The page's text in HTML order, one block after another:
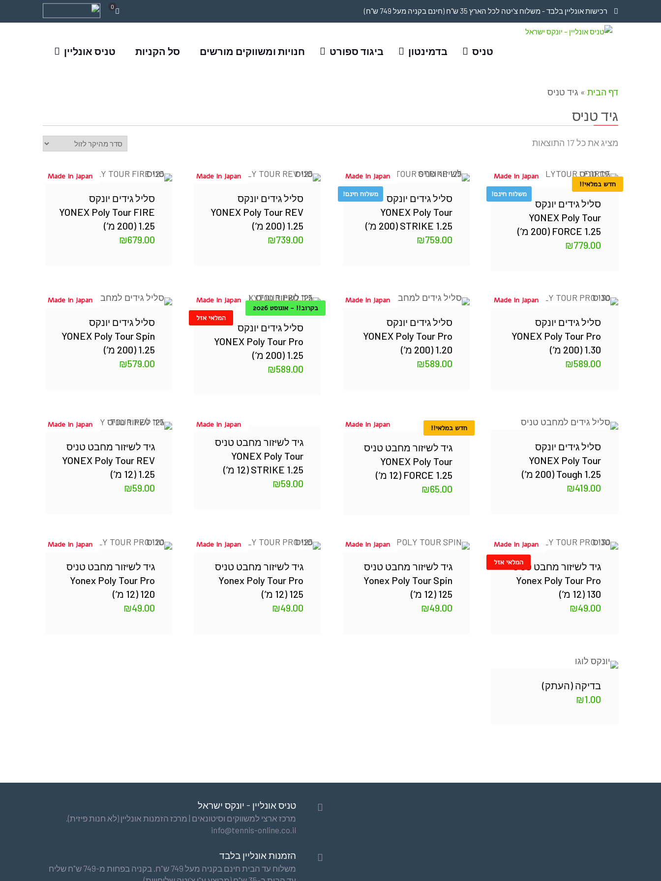
רכישות אונליין בלבד - משלוח צ'יטה לכל הארץ 35 ש"ח (חינם בקניה מעל 749 ש"ח) 0
טניס בדמינטון ביגוד ספורט חנויות ומשווקים מורשים סל הקניות טניס אונליין
דף הבית » גיד טניס
גיד טניס
מציג את כל 17 התוצאות
Made In Japan
משלוח חינם!
חדש במלאי!!
סליל גידים יונקס
YONEX Poly Tour
FORCE 1.25 (200 מ’)
₪779.00
Made In Japan
משלוח חינם!
סליל גידים יונקס
YONEX Poly Tour
STRIKE 1.25 (200 מ’)
₪759.00
Made In Japan
סליל גידים יונקס
YONEX Poly Tour REV
1.25 (200 מ’)
₪739.00
Made In Japan
סליל גידים יונקס
YONEX Poly Tour FIRE
1.25 (200 מ’)
₪679.00
Made In Japan
סליל גידים יונקס
YONEX Poly Tour Pro
1.30 (200 מ’)
₪589.00
Made In Japan
סליל גידים יונקס
YONEX Poly Tour Pro
1.20 (200 מ’)
₪589.00
Made In Japan
המלאי אזל
בקרוב!! - אוגוסט 2026
סליל גידים יונקס
YONEX Poly Tour Pro
1.25 (200 מ’)
₪589.00
Made In Japan
סליל גידים יונקס
YONEX Poly Tour Spin
1.25 (200 מ’)
₪579.00
סליל גידים יונקס
YONEX Poly Tour
Tough 1.25 (200 מ’)
₪419.00
Made In Japan חדש במלאי!!
גיד לשיזור מחבט טניס
YONEX Poly Tour
FORCE 1.25 (12 מ’)
₪65.00
Made In Japan
גיד לשיזור מחבט טניס
YONEX Poly Tour
STRIKE 1.25 (12 מ’)
₪59.00
Made In Japan
גיד לשיזור מחבט טניס
YONEX Poly Tour REV
1.25 (12 מ’)
₪59.00
Made In Japan
המלאי אזלגיד לשיזור מחבט טניס
Yonex Poly Tour Pro
130 (12 מ’)
₪49.00
Made In Japan
גיד לשיזור מחבט טניס
Yonex Poly Tour Spin
125 (12 מ’)
₪49.00
Made In Japan
גיד לשיזור מחבט טניס
Yonex Poly Tour Pro
125 (12 מ’)
₪49.00
Made In Japan
גיד לשיזור מחבט טניס
Yonex Poly Tour Pro
120 (12 מ’)
₪49.00
בדיקה (העתק)
₪1.00
טניס אונליין - יונקס ישראל
מרכז ארצי למשווקים וסיטונאים | מרכז הזמנות אונליין (לא חנות פיזית).
info@tennis-online.co.il
הזמנות אונליין בלבד
משלוח עד הבית חינם בקניה מעל 749 ש"ח. בקניה בפחות מ-749 ש"ח שליח